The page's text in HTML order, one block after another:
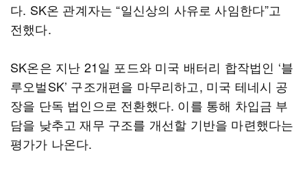
다. SK온 관계자는 “일신상의 사유로 사임한다”고
전했다.
SK온은 지난 21일 포드와 미국 배터리 합작법인 ‘블
루오벌SK’ 구조개편을 마무리하고, 미국 테네시 공
장을 단독 법인으로 전환했다. 이를 통해 차입금 부
담을 낮추고 재무 구조를 개선할 기반을 마련했다는
평가가 나온다.